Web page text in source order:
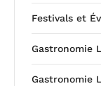
Festivals et
Gastronomie
Gastronomie